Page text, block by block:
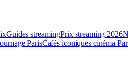
Guides streamingPrix streaming 2026
ParisCafés iconiques cinéma